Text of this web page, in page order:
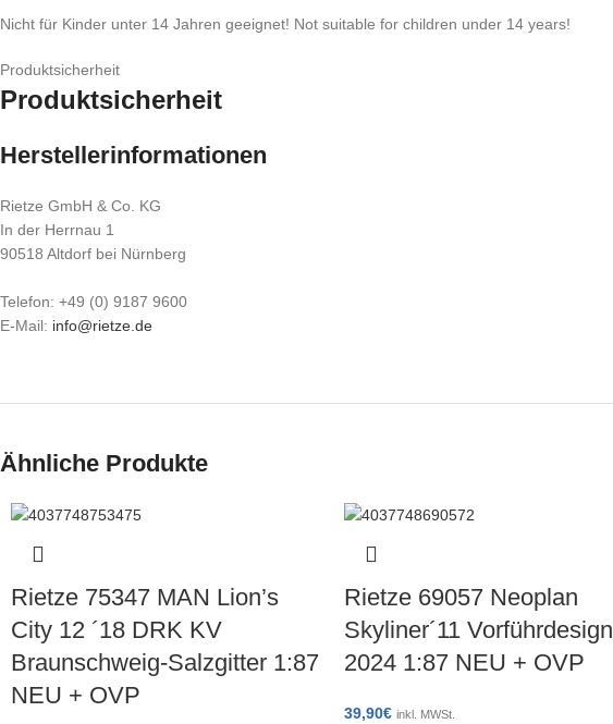
Nicht für Kinder unter 14 Jahren geeignet! Not suitable for children under 14 years!
Produktsicherheit
Produktsicherheit
Herstellerinformationen
Rietze GmbH & Co. KG
In der Herrnau 1
90518 Altdorf bei Nürnberg
Telefon: +49 (0) 9187 9600
E-Mail: info@rietze.de
Ähnliche Produkte
Rietze 75347 MAN Lion’s
City 12 ´18 DRK KV
Braunschweig-Salzgitter 1:87
NEU + OVP
Rietze 69057 Neoplan
Skyliner´11 Vorführdesign
2024 1:87 NEU + OVP
39,90€ inkl. MWSt.